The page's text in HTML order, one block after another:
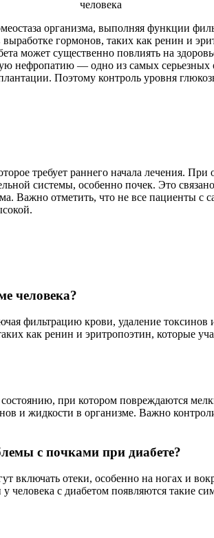
организма, выполняя функции
гормонов, таких как ренин и
может существенно повлиять на
нефропатию — одно из самых
Поэтому контроль уровня
требует раннего начала лечения.
системы, особенно почек. Это
Важно отметить, что не все пациенты с
человека?
фильтрацию крови, удаление
как ренин и эритропоэтин, которые
при котором повреждаются
и жидкости в организме. Важно
с почками при диабете?
отеки, особенно на ногах и
человека с диабетом появляются такие